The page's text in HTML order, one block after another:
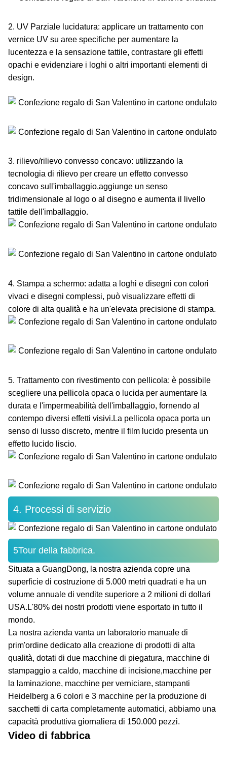
2. UV Parziale lucidatura: applicare un trattamento con
vernice UV su aree specifiche per aumentare la
lucentezza e la sensazione tattile, contrastare gli effetti
opachi e evidenziare i loghi o altri importanti elementi di
design.
3. rilievo/rilievo convesso concavo: utilizzando la
tecnologia di rilievo per creare un effetto convesso
concavo sull'imballaggio,aggiunge un senso
tridimensionale al logo o al disegno e aumenta il livello
tattile dell'imballaggio.
4. Stampa a schermo: adatta a loghi e disegni con colori
vivaci e disegni complessi, può visualizzare effetti di
colore di alta qualità e ha un'elevata precisione di stampa.
5. Trattamento con rivestimento con pellicola: è possibile
scegliere una pellicola opaca o lucida per aumentare la
durata e l'impermeabilità dell'imballaggio, fornendo al
contempo diversi effetti visivi.La pellicola opaca porta un
senso di lusso discreto, mentre il film lucido presenta un
effetto lucido liscio.
4. Processi di servizio
5Tour della fabbrica.
Situata a GuangDong, la nostra azienda copre una
superficie di costruzione di 5.000 metri quadrati e ha un
volume annuale di vendite superiore a 2 milioni di dollari
USA.L'80% dei nostri prodotti viene esportato in tutto il
mondo.
La nostra azienda vanta un laboratorio manuale di
prim'ordine dedicato alla creazione di prodotti di alta
qualità, dotati di due macchine di piegatura, macchine di
stampaggio a caldo, macchine di incisione,macchine per
la laminazione, macchine per verniciare, stampanti
Heidelberg a 6 colori e 3 macchine per la produzione di
sacchetti di carta completamente automatici, abbiamo una
capacità produttiva giornaliera di 150.000 pezzi.
Video di fabbrica